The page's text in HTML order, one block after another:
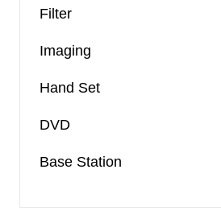
Filter
Imaging
Hand Set
DVD
Base Station